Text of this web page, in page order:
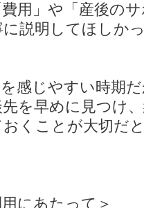
用」や「産後の
説明してほしか
感じやすい時期
を早めに見つけ
くことが大切だ
にあたって＞